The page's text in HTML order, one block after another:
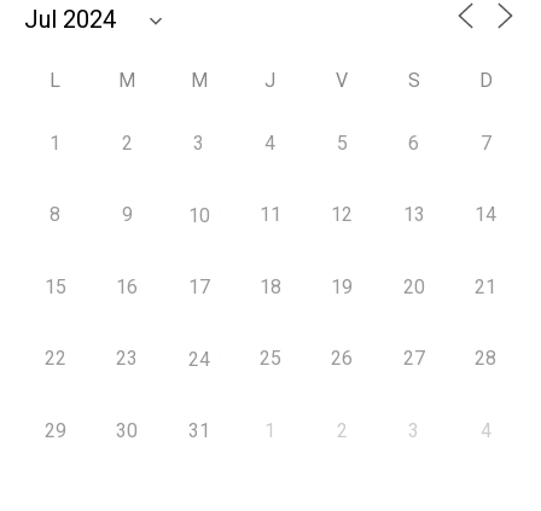
L M M J V S D
1 2 3 4 5 6 7
8 9 10 11 12 13 14
15 16 17 18 19 20 21
22 23 24 25 26 27 28
29 30 31 1 2 3 4